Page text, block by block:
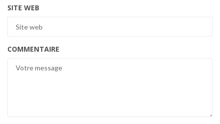
SITE WEB
COMMENTAIRE